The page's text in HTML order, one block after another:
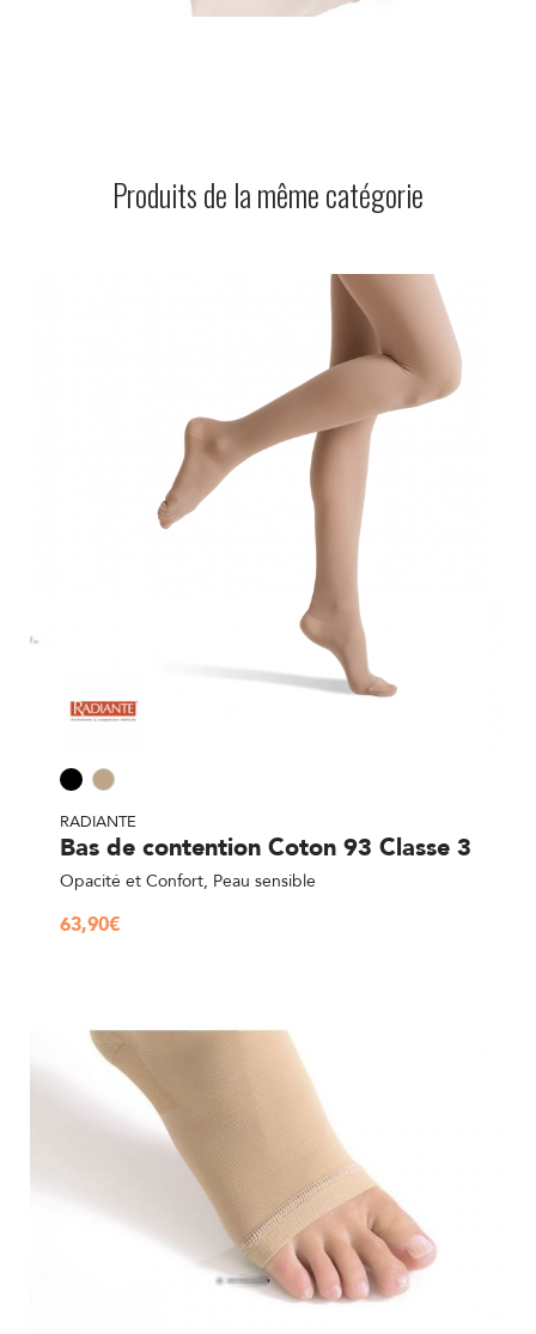
Produits de la même catégorie
RADIANTE
Bas de contention Coton 93 Classe 3
Opacité et Confort, Peau sensible
63,90€